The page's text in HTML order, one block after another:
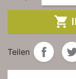

Teilen